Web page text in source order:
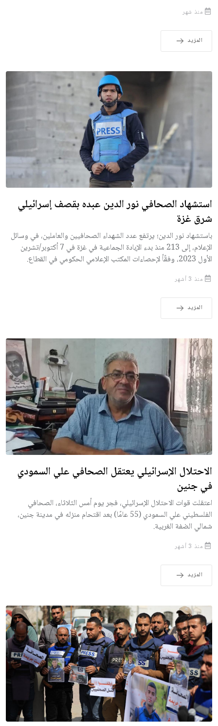
منذ شهر
المزيد
استشهاد الصحافي نور الدين عبده بقصف إسرائيلي
شرق غزة
باستشهاد نور الدين؛ يرتفع عدد الشهداء الصحافيين والعاملين، في وسائل
الإعلام، إلى 213 منذ بدء الإبادة الجماعية في غزة في 7 أكتوبر/تشرين
الأول 2023، وفقًأ لإحصاءات المكتب الإعلامي الحكومي في القطاع.
منذ 3 أشهر
المزيد
الاحتلال الإسرائيلي يعتقل الصحافي علي السمودي
في جنين
اعتقلت قوات الاحتلال الإسرائيلي، فجر يوم أمس الثلاثاء، الصحافي
الفلسطيني علي السمودي (55 عامًا) بعد اقتحام منزله في مدينة جنين،
شمالي الضفة الغربية.
منذ 3 أشهر
المزيد